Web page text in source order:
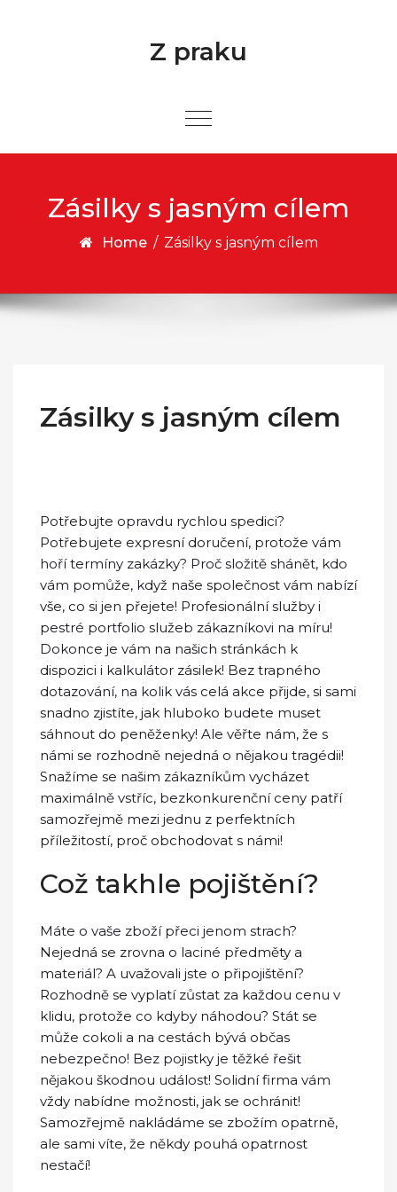
Z praku
Zásilky s jasným cílem
Home / Zásilky s jasným cílem
Zásilky s jasným cílem
Potřebujte opravdu rychlou spedici?
Potřebujete expresní doručení, protože vám
hoří termíny zakázky? Proč složitě shánět, kdo
vám pomůže, když naše společnost vám nabízí
vše, co si jen přejete! Profesionální služby i
pestré portfolio služeb zákazníkovi na míru!
Dokonce je vám na našich stránkách k
dispozici i kalkulátor zásilek! Bez trapného
dotazování, na kolik vás celá akce přijde, si sami
snadno zjistíte, jak hluboko budete muset
sáhnout do peněženky! Ale věřte nám, že s
námi se rozhodně nejedná o nějakou tragédii!
Snažíme se našim zákazníkům vycházet
maximálně vstříc, bezkonkurenční ceny patří
samozřejmě mezi jednu z perfektních
příležitostí, proč obchodovat s námi!
Což takhle pojištění?
Máte o vaše zboží přeci jenom strach?
Nejedná se zrovna o laciné předměty a
materiál? A uvažovali jste o připojištění?
Rozhodně se vyplatí zůstat za každou cenu v
klidu, protože co kdyby náhodou? Stát se
může cokoli a na cestách bývá občas
nebezpečno! Bez pojistky je těžké řešit
nějakou škodnou událost! Solidní firma vám
vždy nabídne možnosti, jak se ochránit!
Samozřejmě nakládáme se zbožím opatrně,
ale sami víte, že někdy pouhá opatrnost
nestačí!